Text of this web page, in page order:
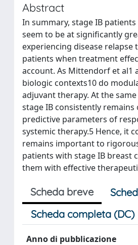
Abstract
In summary, stage IB
seem to be at significantly
experiencing disease relapse
patients when treatment
account. As Mittendorf et al1
biologic contexts10 do
adjuvant therapy. At the
stage IB consistently remains
predictive parameters of
systemic therapy.5 Hence, it
remains important to
patients with stage IB breast
them with effective
Scheda breve
Scheda completa (DC)
Anno di pubblicazione